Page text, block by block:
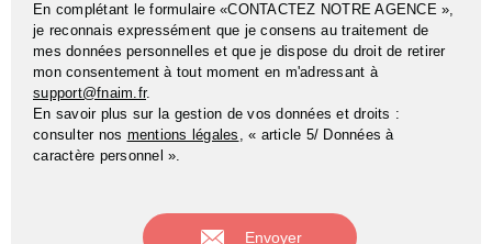
En complétant le formulaire «CONTACTEZ NOTRE AGENCE »,
je reconnais expressément que je consens au traitement de
mes données personnelles et que je dispose du droit de retirer
mon consentement à tout moment en m'adressant à
support@fnaim.fr.
En savoir plus sur la gestion de vos données et droits :
consulter nos mentions légales , « article 5/ Données à
caractère personnel ».